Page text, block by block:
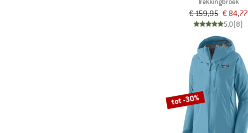
€ 159,95 € 84,77
5,0(8)
tot -30%